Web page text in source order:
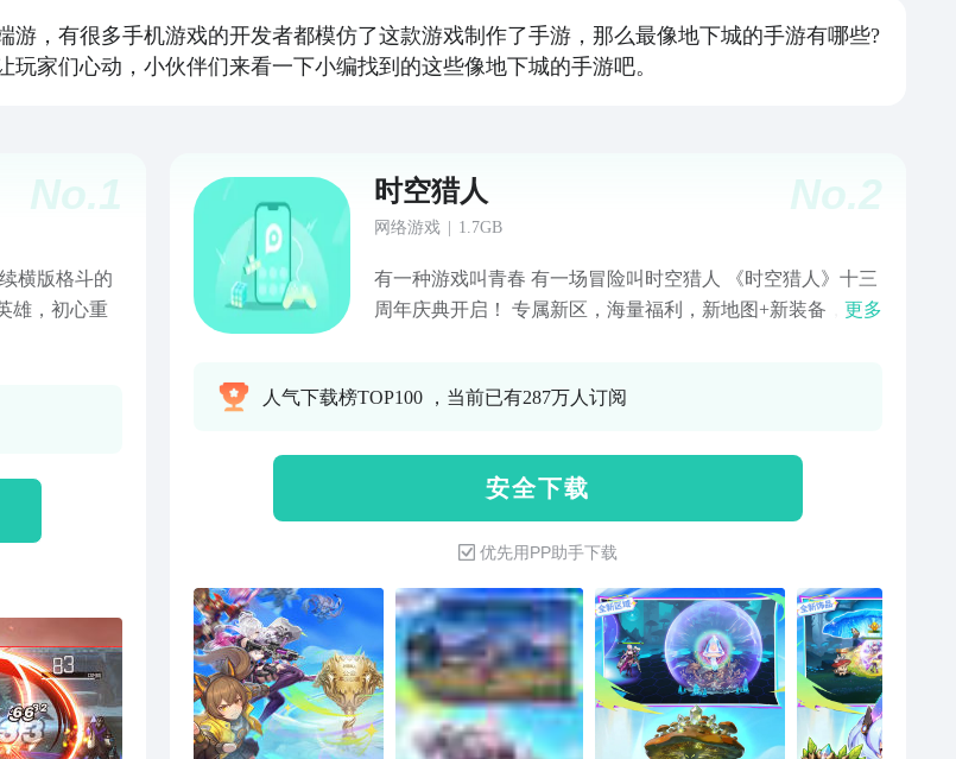
，有很多手机游戏的开发者都模仿了这款游戏制作了手游，那么最像地下城的手游有哪些?
家们心动，小伙伴们来看一下小编找到的这些像地下城的手游吧。
No.1
横版格斗的
雄，初心重
No.2
时空猎人
网络游戏 1.7GB
有一种游戏叫青春 有一场冒险叫时空猎人 《时空猎人》十三
周年庆典开启！ 专属新区，海量福利，新地图+新装备，助更多
人气下载榜TOP100 ，当前已有287万人订阅
安 全 下 载
优先用PP助手下载